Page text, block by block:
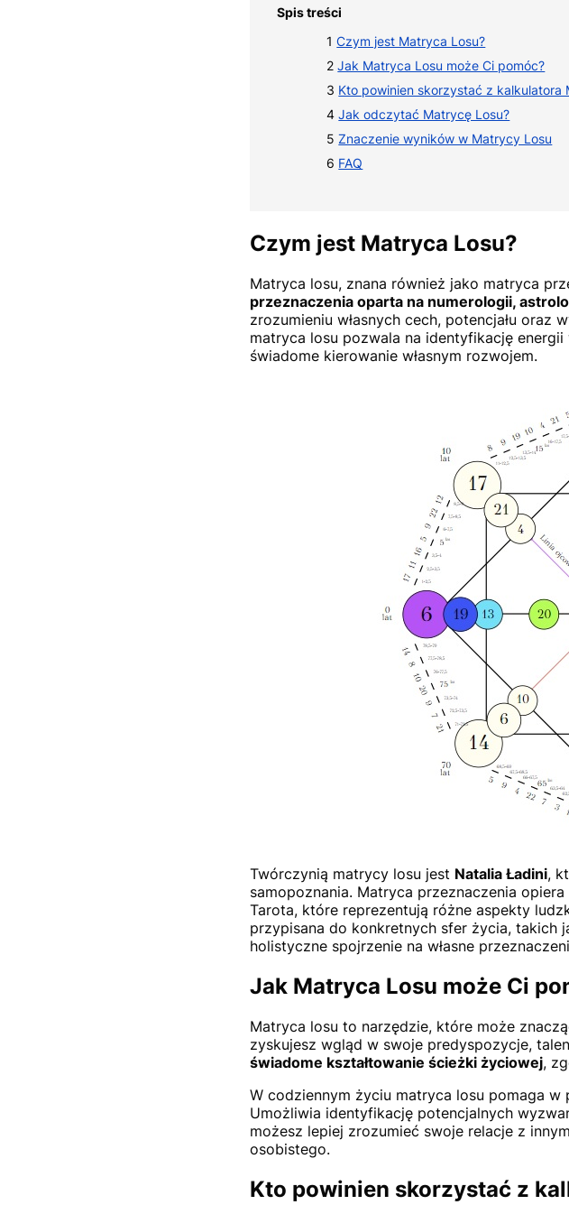
Spis treści
Czym jest Matryca Losu?
Jak Matryca Losu może Ci pomóc?
Kto powinien skorzystać z kalkulatora
Jak odczytać Matrycę Losu?
Znaczenie wyników w Matrycy Losu
FAQ
Czym jest Matryca Losu?
Matryca losu, znana również jako matryca
przeznaczenia oparta na numerologii,
zrozumieniu własnych cech, potencjału
matryca losu pozwala na identyfikację
świadome kierowanie własnym rozwojem.
Twórczynią matrycy losu jest Natalia Ładini,
samopoznania. Matryca przeznaczenia
Tarota, które reprezentują różne aspekty
przypisana do konkretnych sfer życia, takich
holistyczne spojrzenie na własne
Jak Matryca Losu może Ci
Matryca losu to narzędzie, które może
zyskujesz wgląd w swoje predyspozycje,
świadome kształtowanie ścieżki życiowej,
W codziennym życiu matryca losu pomaga
Umożliwia identyfikację potencjalnych
możesz lepiej zrozumieć swoje relacje z
osobistego.
Kto powinien skorzystać z